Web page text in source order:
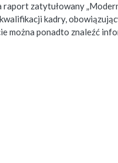
zatytułowany
kadry,
można ponadto znaleźć